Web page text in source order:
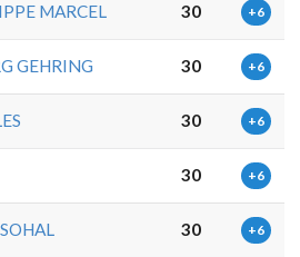
MARCEL 30 +6
GEHRING 30 +6
30 +6
30 +6
30 +6